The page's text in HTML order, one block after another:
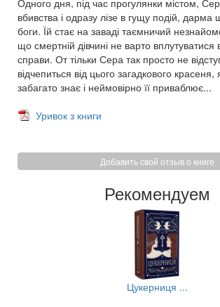
вбивства і одразу лізе в гущу подій,
боги. Їй стає на заваді таємничий
що смертній дівчині не варто вплутуватися
справи. От тільки Сера так просто не
відчепиться від цього загадкового
забагато знає і неймовірно її приваблює...
Уривок з книги
Добавить свой отзыв о книге
Рекомендуем
Цукерниця ...